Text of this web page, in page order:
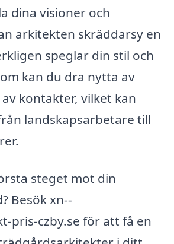
dina visioner och
arkitekten skräddarsy en
speglar din stil och
kan du dra nytta av
kontakter, vilket kan
landskapsarbetare till
steget mot din
Besök xn--
pris-czby.se för att få en